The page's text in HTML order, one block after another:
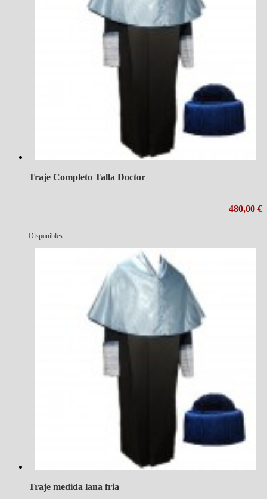
Traje Completo Talla Doctor
480,00 €
Disponibles
Traje medida lana fria